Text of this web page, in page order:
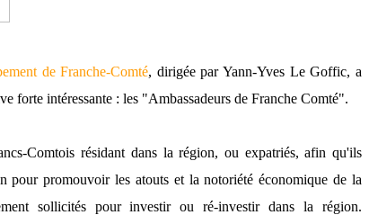
de Franche-Comté, dirigée par Yann-Yves Le Goffic, a
forte intéressante : les "Ambassadeurs de Franche Comté".
Comtois résidant dans la région, ou expatriés, afin qu'ils
pour promouvoir les atouts et la notoriété économique de la
sollicités pour investir ou ré-investir dans la région.